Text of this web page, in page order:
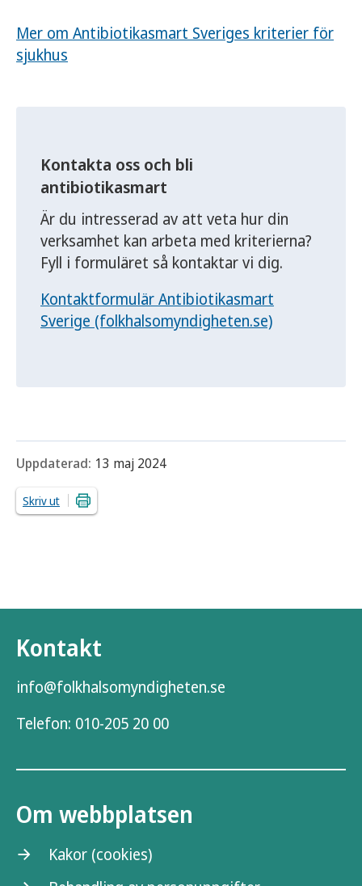
Mer om Antibiotikasmart Sveriges kriterier för
sjukhus
Kontakta oss och bli
antibiotikasmart
Är du intresserad av att veta hur din
verksamhet kan arbeta med kriterierna?
Fyll i formuläret så kontaktar vi dig.
Kontaktformulär Antibiotikasmart
Sverige (folkhalsomyndigheten.se)
Uppdaterad: 13 maj 2024
Skriv ut
Kontakt
info@folkhalsomyndigheten.se
Telefon: 010-205 20 00
Om webbplatsen
Kakor (cookies)